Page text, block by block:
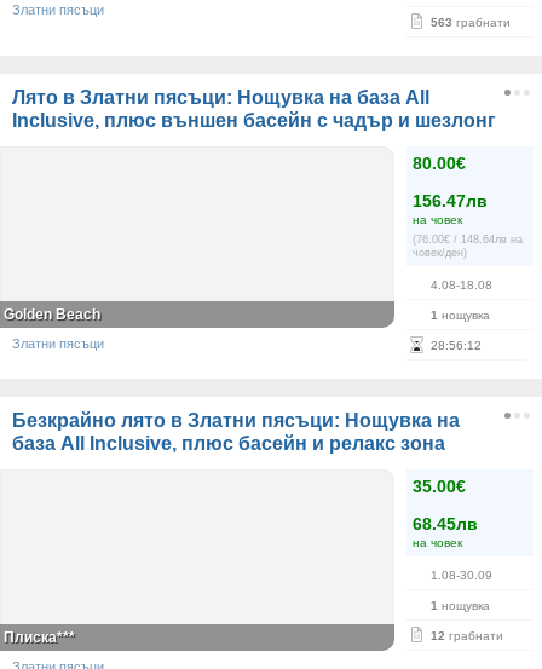
563 грабнати
Златни пясъци
Лято в Златни пясъци: Нощувка на база All
Inclusive, плюс външен басейн с чадър и шезлонг
80.00€
156.47лв
на човек
(76.00€ / 148.64лв на
човек/ден)
4.08-18.08
1 нощувка
28:56:12
Golden Beach
Златни пясъци
Безкрайно лято в Златни пясъци: Нощувка на
база All Inclusive, плюс басейн и релакс зона
35.00€
68.45лв
на човек
1.08-30.09
1 нощувка
12 грабнати
Плиска***